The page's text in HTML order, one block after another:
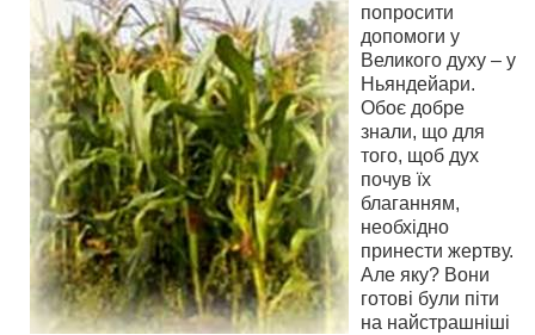
попросити
допомоги у
Великого духу – у
Ньяндейари.
Обоє добре
знали, що для
того, щоб дух
почув їх
благанням,
необхідно
принести жертву.
Але яку? Вони
готові були піти
на найстрашніші